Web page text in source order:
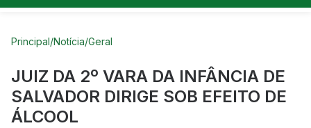
Principal/Notícia/Geral
JUIZ DA 2º VARA DA INFÂNCIA DE
SALVADOR DIRIGE SOB EFEITO DE
ÁLCOOL